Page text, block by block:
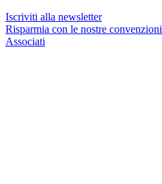
Iscriviti alla newsletter
Risparmia con le nostre convenzioni
Associati